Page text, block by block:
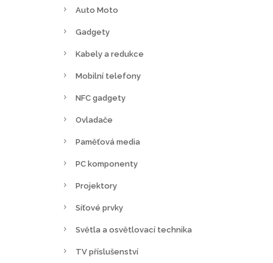
Auto Moto
Gadgety
Kabely a redukce
Mobilní telefony
NFC gadgety
Ovladače
Paměťová media
PC komponenty
Projektory
Síťové prvky
Světla a osvětlovací technika
TV příslušenství